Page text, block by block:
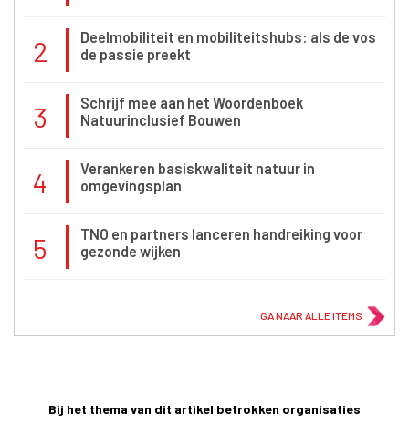
2
Deelmobiliteit en mobiliteitshubs: als de vos
de passie preekt
3
Schrijf mee aan het Woordenboek
Natuurinclusief Bouwen
4
Verankeren basiskwaliteit natuur in
omgevingsplan
5
TNO en partners lanceren handreiking voor
gezonde wijken
GA NAAR ALLE ITEMS
Bij het thema van dit artikel betrokken organisaties